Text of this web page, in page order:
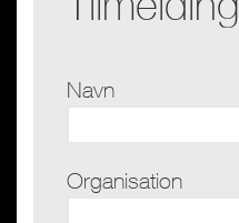
Navn
Organisation